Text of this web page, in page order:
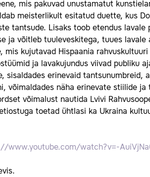
mis pakuvad unustamatut
meisterlikult esitatud duette, kus
tantsude. Lisaks toob etendus
ja võitleb tuuleveskitega, tuues
mis kujutavad Hispaania
ja lavakujundus viivad publiku
sisaldades erinevaid
võimaldades näha erinevate stiilide
võimalust nautida Lvivi
toetad ühtlasi ka Ukraina
www.youtube.com/watch?v=-